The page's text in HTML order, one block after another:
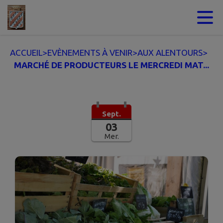
Contenu
ACCUEIL>EVÈNEMENTS À VENIR>AUX ALENTOURS>
MARCHÉ DE PRODUCTEURS LE MERCREDI MAT...
Sept.
03
Mer.